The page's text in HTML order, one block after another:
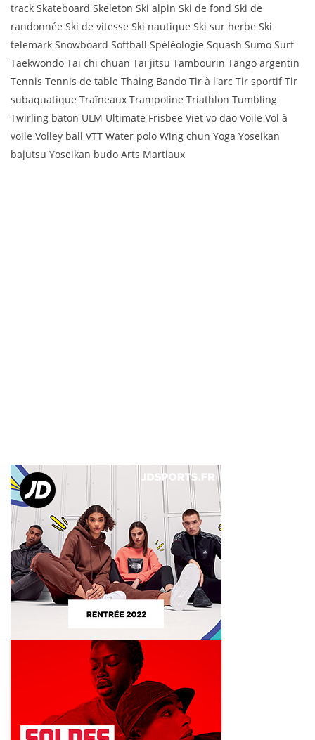
track Skateboard Skeleton Ski alpin Ski de fond Ski de
randonnée Ski de vitesse Ski nautique Ski sur herbe Ski
telemark Snowboard Softball Spéléologie Squash Sumo Surf
Taekwondo Taï chi chuan Taï jitsu Tambourin Tango argentin
Tennis Tennis de table Thaing Bando Tir à l'arc Tir sportif Tir
subaquatique Traîneaux Trampoline Triathlon Tumbling
Twirling baton ULM Ultimate Frisbee Viet vo dao Voile Vol à
voile Volley ball VTT Water polo Wing chun Yoga Yoseikan
bajutsu Yoseikan budo Arts Martiaux